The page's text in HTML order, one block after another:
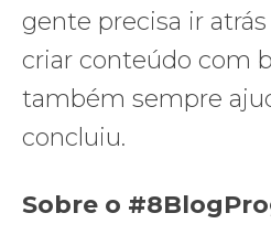
gente precisa ir
criar conteúdo com
também sempre
concluiu.
Sobre o